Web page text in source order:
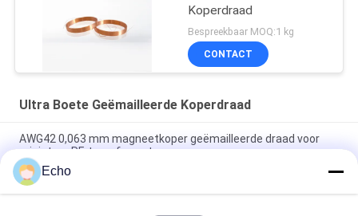
Koperdraad
Bespreekbaar MOQ:1 kg
CONTACT
Ultra Boete Geëmailleerde Koperdraad
AWG42 0,063 mm magneetkoper geëmailleerde draad voor
miniatuur RF-transformatoren
Polyurethaan 0,06 mm 155°C/180°C geëmailleerde ronde
koperdraad voor zeer zuiver koper geïsoleerde vaste stof
Echo